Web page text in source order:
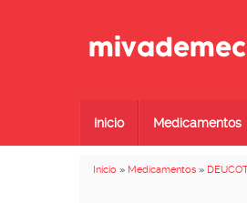
Inicio Medicamentos
Inicio » Medicamentos »